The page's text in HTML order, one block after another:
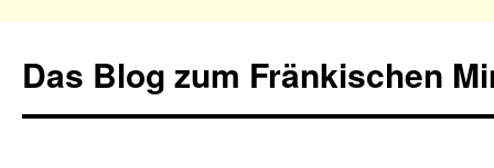
Das Blog zum Fränkischen